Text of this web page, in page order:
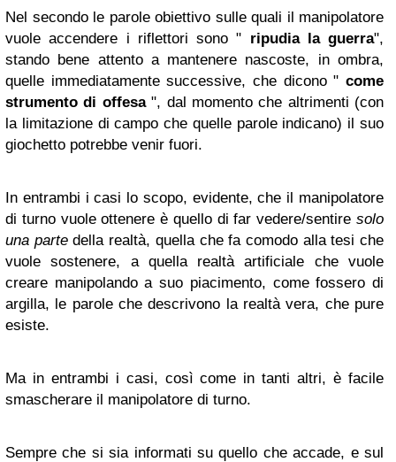
Nel secondo le parole obiettivo sulle quali il manipolatore
vuole accendere i riflettori sono " ripudia la guerra",
stando bene attento a mantenere nascoste, in ombra,
quelle immediatamente successive, che dicono " come
strumento di offesa", dal momento che altrimenti (con
la limitazione di campo che quelle parole indicano) il suo
giochetto potrebbe venir fuori.
In entrambi i casi lo scopo, evidente, che il manipolatore
di turno vuole ottenere è quello di far vedere/sentire solo
una partedella realtà, quella che fa comodo alla tesi che
vuole sostenere, a quella realtà artificiale che vuole
creare manipolando a suo piacimento, come fossero di
argilla, le parole che descrivono la realtà vera, che pure
esiste.
Ma in entrambi i casi, così come in tanti altri, è facile
smascherare il manipolatore di turno.
Sempre che si sia informati su quello che accade, e sul